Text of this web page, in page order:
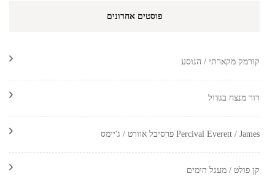
פוסטים אחרונים
קורמק מקארתי / הנוסע
דור מנצח בגדול
Percival Everett / James פרסיבל אוורט / ג'יימס
קן פולט / מעגל הימים